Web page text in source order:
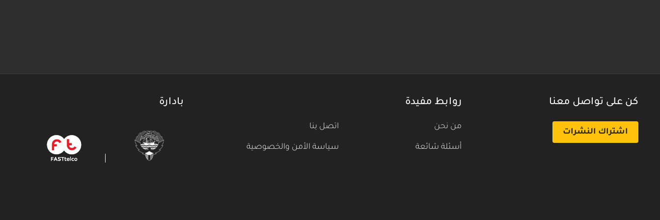
كن على تواصل معنا
اشتراك النشرات
روابط مفيدة
من نحن
أسئلة شائعة
اتصل بنا
سياسة الأمن والخصوصية
بادارة